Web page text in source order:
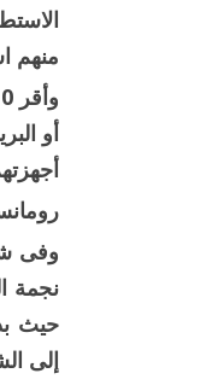
منهم
أو
نجمة
حيث
إلى